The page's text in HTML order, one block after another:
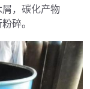
，碳化产物
碎。